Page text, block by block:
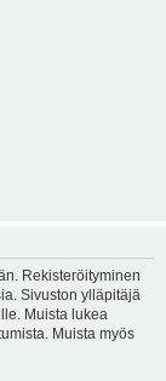
Rekisteröityminen
Sivuston ylläpitäjä
Muista lukea
Muista myös